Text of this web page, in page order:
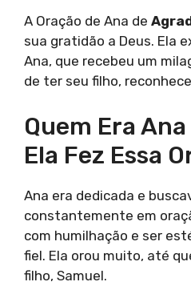
A Oração de Ana de
sua gratidão a Deus. Ela
Ana, que recebeu um
de ter seu filho,
Quem Era Ana
Ela Fez Essa
Ana era dedicada e
constantemente em
com humilhação e ser
fiel. Ela orou muito, até
filho, Samuel.